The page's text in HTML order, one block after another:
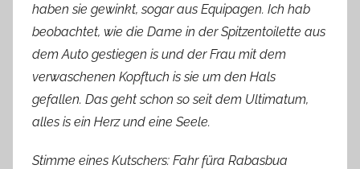
haben sie gewinkt, sogar aus Equipagen. Ich hab
beobachtet, wie die Dame in der Spitzentoilette aus
dem Auto gestiegen is und der Frau mit dem
verwaschenen Kopftuch is sie um den Hals
gefallen. Das geht schon so seit dem Ultimatum,
alles is ein Herz und eine Seele.
Stimme eines Kutschers: Fahr füra Rabasbua